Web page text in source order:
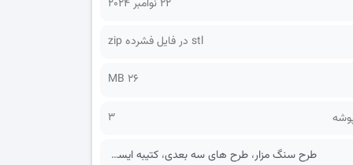
22 نوامبر 2024
stl در فایل فشرده zip
26 MB
3
طرح سنگ مزار،طرح های سه بعدی،کتیبه ایستاده